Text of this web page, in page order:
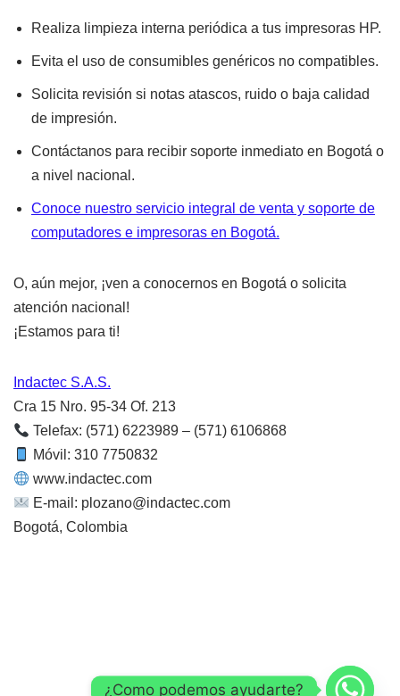
Realiza limpieza interna periódica a tus impresoras HP.
Evita el uso de consumibles genéricos no compatibles.
Solicita revisión si notas atascos, ruido o baja calidad
de impresión.
Contáctanos para recibir soporte inmediato en Bogotá o
a nivel nacional.
Conoce nuestro servicio integral de venta y soporte de
computadores e impresoras en Bogotá.
O, aún mejor, ¡ven a conocernos en Bogotá o solicita
atención nacional!
¡Estamos para ti!
Indactec S.A.S.
Cra 15 Nro. 95-34 Of. 213
Telefax: (571) 6223989 – (571) 6106868
Móvil: 310 7750832
www.indactec.com
E-mail: plozano@indactec.com
Bogotá, Colombia
¿Como podemos ayudarte?